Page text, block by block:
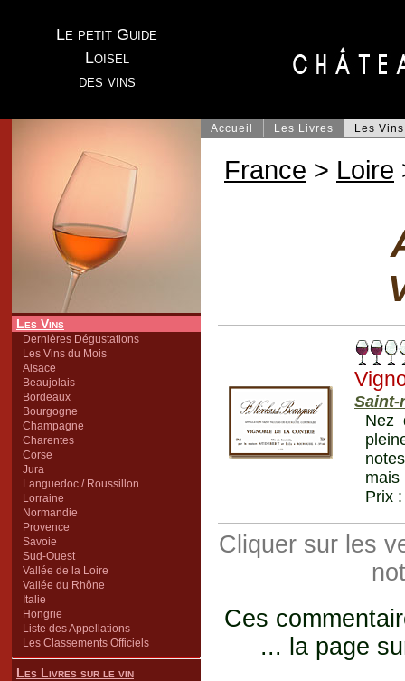
Le petit Guide
Loisel
des vins
Les Vins
Dernières Dégustations
Les Vins du Mois
Alsace
Beaujolais
Bordeaux
Bourgogne
Champagne
Charentes
Corse
Jura
Languedoc / Roussillon
Lorraine
Normandie
Provence
Savoie
Sud-Ouest
Vallée de la Loire
Vallée du Rhône
Italie
Hongrie
Liste des Appellations
Les Classements Officiels
Les Livres sur le vin
Accueil Les Livres Les Vins
France > Loire
Saint-
Nez
mais
Prix
Cliquer sur les
Ces
... la page